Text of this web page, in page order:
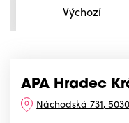
Výchozí
APA Hradec
Náchodská 731,